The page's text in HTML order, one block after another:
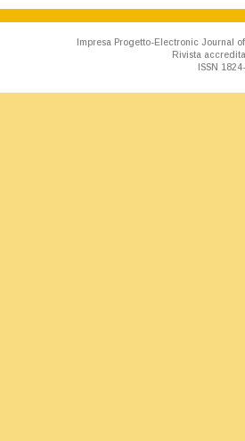
Impresa Progetto-Electronic Journal
Rivista
ISSN